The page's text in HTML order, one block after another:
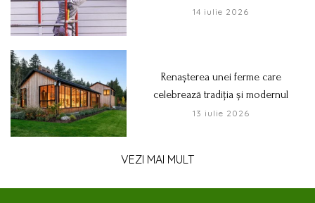
14 iulie 2026
Renașterea unei ferme care
celebrează tradiția și modernul
13 iulie 2026
VEZI MAI MULT